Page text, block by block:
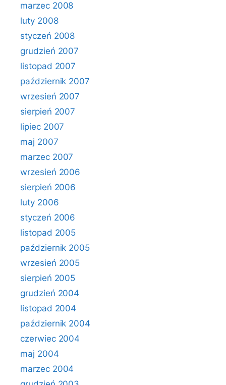
marzec 2008
luty 2008
styczeń 2008
grudzień 2007
listopad 2007
październik 2007
wrzesień 2007
sierpień 2007
lipiec 2007
maj 2007
marzec 2007
wrzesień 2006
sierpień 2006
luty 2006
styczeń 2006
listopad 2005
październik 2005
wrzesień 2005
sierpień 2005
grudzień 2004
listopad 2004
październik 2004
czerwiec 2004
maj 2004
marzec 2004